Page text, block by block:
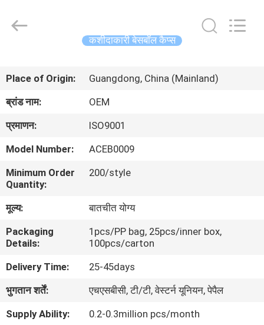
उत्पादों
में
कारखाना
भ्रमण
गुणवत्ता
नियंत्रण
Manufacturing
कशीदाकारी बेसबॉल कैप्स
Place of Origin:
Guangdong, China (Mainland)
ब्रांड नाम:
OEM
प्रमाणन:
ISO9001
Model Number:
ACEB0009
Minimum Order
Quantity:
200/style
मूल्य:
बातचीत योग्य
Packaging
Details:
1pcs/PP bag, 25pcs/inner box,
100pcs/carton
Delivery Time:
25-45days
भुगतान शर्तें:
एचएसबीसी, टी/टी, वेस्टर्न यूनियन, पेपैल
Supply Ability:
0.2-0.3million pcs/month